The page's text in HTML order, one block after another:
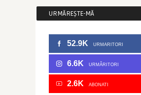
URMĂREȘTE-MĂ
52.9K URMARITORI
6.6K URMĂRITORI
2.6K ABONATI